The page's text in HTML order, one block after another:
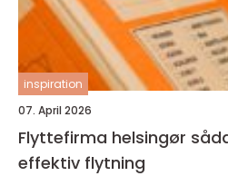
inspiration
07. April 2026
Flyttefirma helsingør sådan får du en tryg og
effektiv flytning